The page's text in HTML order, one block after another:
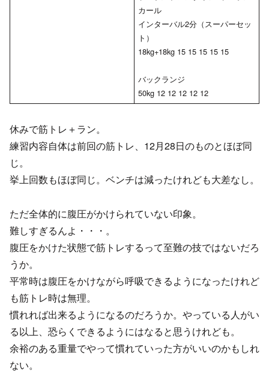
カール
インターバル2分（スーパーセッ
ト）
18kg+18kg 15 15 15 15 15
バックランジ
50kg 12 12 12 12 12
休みで筋トレ＋ラン。
練習内容自体は前回の筋トレ、12月28日のものとほぼ同
じ。
挙上回数もほぼ同じ。ベンチは減ったけれども大差なし。
ただ全体的に腹圧がかけられていない印象。
難しすぎるんよ・・・。
腹圧をかけた状態で筋トレするって至難の技ではないだろ
うか。
平常時は腹圧をかけながら呼吸できるようになったけれど
も筋トレ時は無理。
慣れれば出来るようになるのだろうか。やっている人がい
る以上、恐らくできるようにはなると思うけれども。
余裕のある重量でやって慣れていった方がいいのかもしれ
ない。